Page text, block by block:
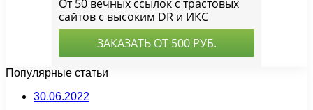
Популярные статьи
30.06.2022